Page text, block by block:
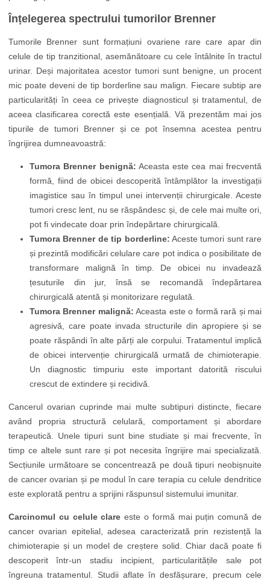
Înțelegerea spectrului tumorilor Brenner
Tumorile Brenner sunt formațiuni ovariene rare care apar din
celule de tip tranzitional, asemănătoare cu cele întâlnite în tractul
urinar. Deși majoritatea acestor tumori sunt benigne, un procent
mic poate deveni de tip borderline sau malign. Fiecare subtip are
particularități în ceea ce privește diagnosticul și tratamentul, de
aceea clasificarea corectă este esențială. Vă prezentăm mai jos
tipurile de tumori Brenner și ce pot însemna acestea pentru
îngrijirea dumneavoastră:
Tumora Brenner benignă: Aceasta este cea mai frecventă
formă, fiind de obicei descoperită întâmplător la investigații
imagistice sau în timpul unei intervenții chirurgicale. Aceste
tumori cresc lent, nu se răspândesc și, de cele mai multe ori,
pot fi vindecate doar prin îndepărtare chirurgicală.
Tumora Brenner de tip borderline: Aceste tumori sunt rare
și prezintă modificări celulare care pot indica o posibilitate de
transformare malignă în timp. De obicei nu invadează
țesuturile din jur, însă se recomandă îndepărtarea
chirurgicală atentă și monitorizare regulată.
Tumora Brenner malignă: Aceasta este o formă rară și mai
agresivă, care poate invada structurile din apropiere și se
poate răspândi în alte părți ale corpului. Tratamentul implică
de obicei intervenție chirurgicală urmată de chimioterapie.
Un diagnostic timpuriu este important datorită riscului
crescut de extindere și recidivă.
Cancerul ovarian cuprinde mai multe subtipuri distincte, fiecare
având propria structură celulară, comportament și abordare
terapeutică. Unele tipuri sunt bine studiate și mai frecvente, în
timp ce altele sunt rare și pot necesita îngrijire mai specializată.
Secțiunile următoare se concentrează pe două tipuri neobișnuite
de cancer ovarian și pe modul în care terapia cu celule dendritice
este explorată pentru a sprijini răspunsul sistemului imunitar.
Carcinomul cu celule clare este o formă mai puțin comună de
cancer ovarian epitelial, adesea caracterizată prin rezistență la
chimioterapie și un model de creștere solid. Chiar dacă poate fi
descoperit într-un stadiu incipient, particularitățile sale pot
îngreuna tratamentul. Studii aflate în desfășurare, precum cele